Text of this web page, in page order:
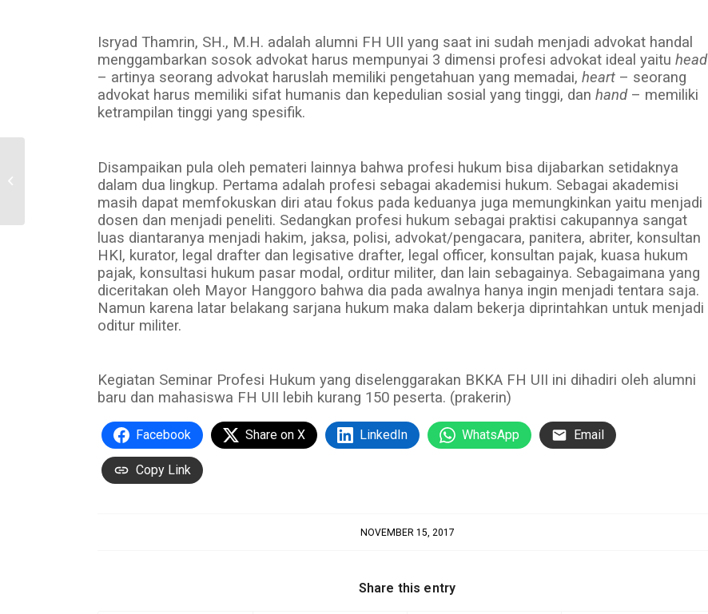
Isryad Thamrin, SH., M.H. adalah alumni FH UII yang saat ini sudah menjadi advokat handal
menggambarkan sosok advokat harus mempunyai 3 dimensi profesi advokat ideal yaitu head
– artinya seorang advokat haruslah memiliki pengetahuan yang memadai, heart – seorang
advokat harus memiliki sifat humanis dan kepedulian sosial yang tinggi, dan hand– memiliki
ketrampilan tinggi yang spesifik.
Disampaikan pula oleh pemateri lainnya bahwa profesi hukum bisa dijabarkan setidaknya
dalam dua lingkup. Pertama adalah profesi sebagai akademisi hukum. Sebagai akademisi
masih dapat memfokuskan diri atau fokus pada keduanya juga memungkinkan yaitu menjadi
dosen dan menjadi peneliti. Sedangkan profesi hukum sebagai praktisi cakupannya sangat
luas diantaranya menjadi hakim, jaksa, polisi, advokat/pengacara, panitera, abriter, konsultan
HKI, kurator, legal drafter dan legisative drafter, legal officer, konsultan pajak, kuasa hukum
pajak, konsultasi hukum pasar modal, orditur militer, dan lain sebagainya. Sebagaimana yang
diceritakan oleh Mayor Hanggoro bahwa dia pada awalnya hanya ingin menjadi tentara saja.
Namun karena latar belakang sarjana hukum maka dalam bekerja diprintahkan untuk menjadi
oditur militer.
Kegiatan Seminar Profesi Hukum yang diselenggarakan BKKA FH UII ini dihadiri oleh alumni
baru dan mahasiswa FH UII lebih kurang 150 peserta. (prakerin)
Facebook Share on X LinkedIn WhatsApp Email
Copy Link
NOVEMBER 15, 2017
Share this entry
UII Kembali Terima
Empat Penghargaan
dalam Tiga Ajang